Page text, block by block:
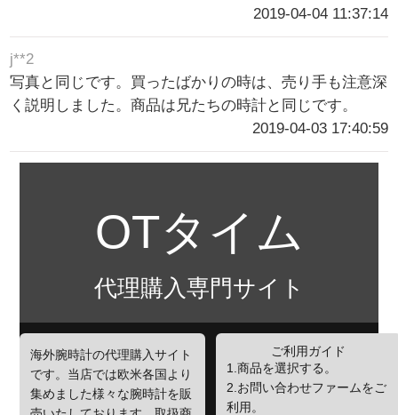
2019-04-04 11:37:14
j**2
写真と同じです。買ったばかりの時は、売り手も注意深
く説明しました。商品は兄たちの時計と同じです。
2019-04-03 17:40:59
OTタイム
代理購入専門サイト
海外腕時計の代理購入サイト
です。当店では欧米各国より
集めました様々な腕時計を販
ご利用ガイド
1.商品を選択する。
2.お問い合わせファームをご
利用。